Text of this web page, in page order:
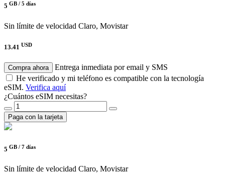
5 GB / 5 días
Sin límite de velocidad Claro, Movistar
13.41 USD
Compra ahora
Entrega inmediata por email y SMS
He verificado y mi teléfono es compatible con la tecnología
eSIM. Verifica aquí
¿Cuántos eSIM necesitas?
Paga con la tarjeta
5 GB / 7 días
Sin límite de velocidad Claro, Movistar